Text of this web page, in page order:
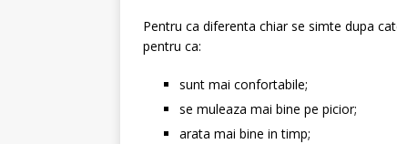
Pentru ca diferenta chiar se simte dupa
pentru ca:
sunt mai confortabile;
se muleaza mai bine pe picior;
arata mai bine in timp;